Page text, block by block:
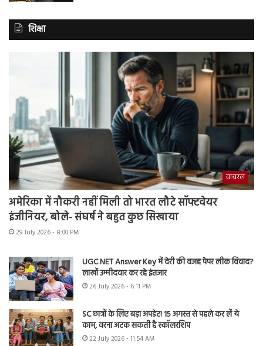
शिक्षा
वायरल
अमेरिका में नौकरी नहीं मिली तो भारत लौटे सॉफ्टवेयर
इंजीनियर, बोले- संघर्ष ने बहुत कुछ सिखाया
29 July 2026 - 8:00 PM
UGC NET Answer Key में देरी की वजह पेपर लीक विवाद?
लाखों उम्मीदवार कर रहे इंतजार
26 July 2026 - 6:11 PM
SC छात्रों के लिए बड़ा अपडेट! 15 अगस्त से पहले कर लें ये
काम, वरना अटक सकती है स्कॉलरशिप
22 July 2026 - 11:54 AM